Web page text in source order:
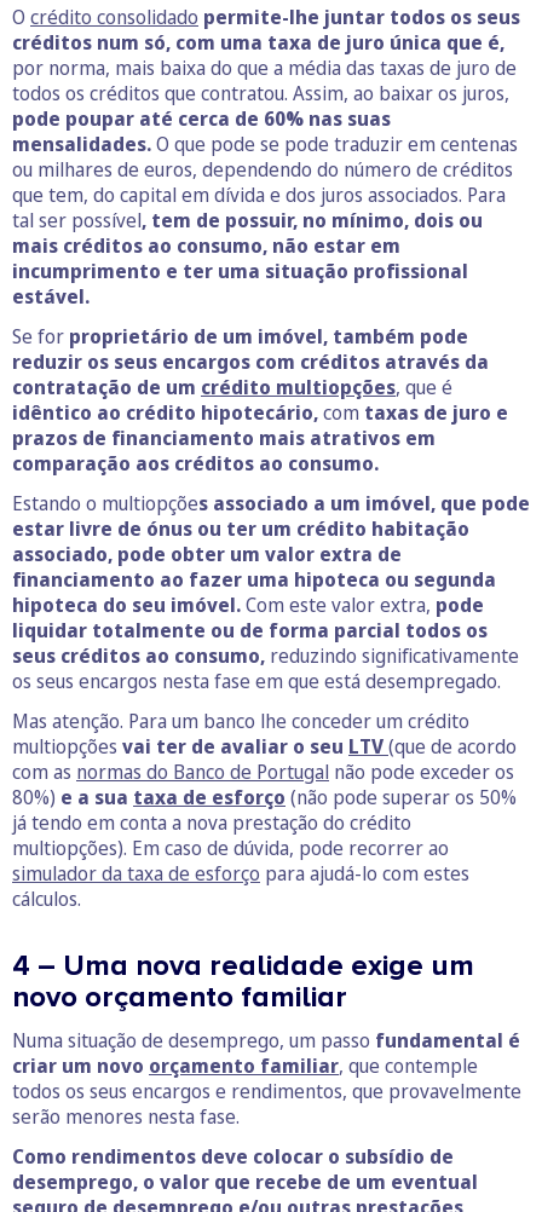
O crédito consolidado permite-lhe juntar todos os seus
créditos num só, com uma taxa de juro única que é,
por norma, mais baixa do que a média das taxas de juro de
todos os créditos que contratou. Assim, ao baixar os juros,
pode poupar até cerca de 60% nas suas
mensalidades.O que pode se pode traduzir em centenas
ou milhares de euros, dependendo do número de créditos
que tem, do capital em dívida e dos juros associados. Para
tal ser possível, tem de possuir, no mínimo, dois ou
mais créditos ao consumo, não estar em
incumprimento e ter uma situação profissional
estável.
Se for proprietário de um imóvel, também pode
reduzir os seus encargos com créditos através da
contratação de um crédito multiopções, que é
idêntico ao crédito hipotecário,com taxas de juro e
prazos de financiamento mais atrativos em
comparação aos créditos ao consumo.
Estando o multiopções associado a um imóvel, que pode
estar livre de ónus ou ter um crédito habitação
associado, pode obter um valor extra de
financiamento ao fazer uma hipoteca ou segunda
hipoteca do seu imóvel.Com este valor extra, pode
liquidar totalmente ou de forma parcial todos os
seus créditos ao consumo, reduzindo significativamente
os seus encargos nesta fase em que está desempregado.
Mas atenção. Para um banco lhe conceder um crédito
multiopções vai ter de avaliar o seu LTV(que de acordo
com as normas do Banco de Portugal não pode exceder os
80%) e a sua taxa de esforço (não pode superar os 50%
já tendo em conta a nova prestação do crédito
multiopções). Em caso de dúvida, pode recorrer ao
simulador da taxa de esforço para ajudá-lo com estes
cálculos.
4 – Uma nova realidade exige um
novo orçamento familiar
Numa situação de desemprego, um passo fundamental é
criar um novo orçamento familiar, que contemple
todos os seus encargos e rendimentos, que provavelmente
serão menores nesta fase.
Como rendimentos deve colocar o subsídio de
desemprego, o valor que recebe de um eventual